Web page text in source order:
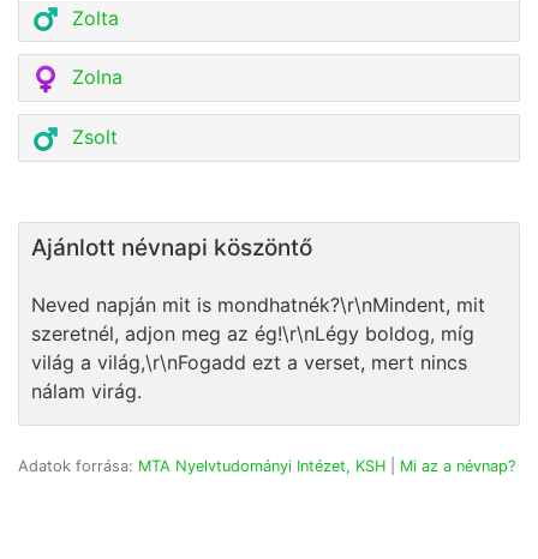
Zolta
Zolna
Zsolt
Ajánlott névnapi köszöntő
Neved napján mit is mondhatnék?\r\nMindent, mit
szeretnél, adjon meg az ég!\r\nLégy boldog, míg
világ a világ,\r\nFogadd ezt a verset, mert nincs
nálam virág.
Adatok forrása: MTA Nyelvtudományi Intézet, KSH Mi az a névnap?